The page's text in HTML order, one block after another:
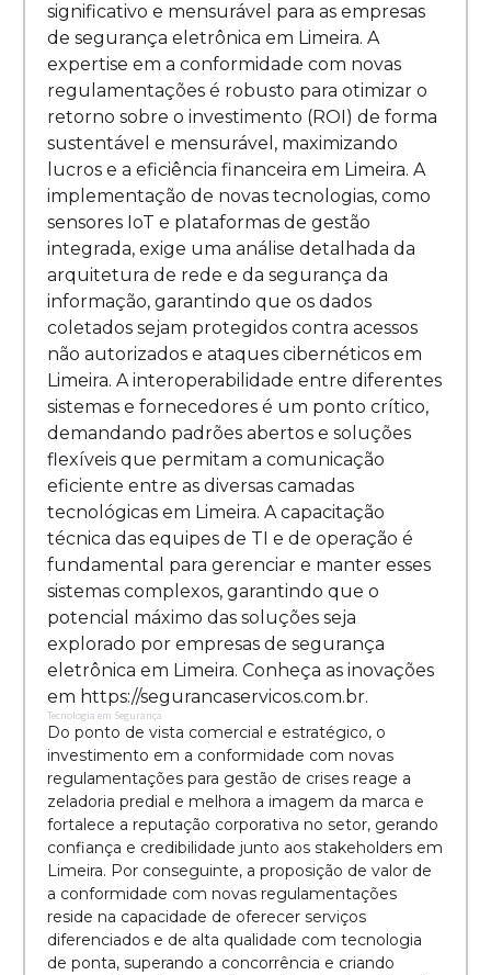
significativo e mensurável para as empresas
de segurança eletrônica em Limeira. A
expertise em a conformidade com novas
regulamentações é robusto para otimizar o
retorno sobre o investimento (ROI) de forma
sustentável e mensurável, maximizando
lucros e a eficiência financeira em Limeira. A
implementação de novas tecnologias, como
sensores IoT e plataformas de gestão
integrada, exige uma análise detalhada da
arquitetura de rede e da segurança da
informação, garantindo que os dados
coletados sejam protegidos contra acessos
não autorizados e ataques cibernéticos em
Limeira. A interoperabilidade entre diferentes
sistemas e fornecedores é um ponto crítico,
demandando padrões abertos e soluções
flexíveis que permitam a comunicação
eficiente entre as diversas camadas
tecnológicas em Limeira. A capacitação
técnica das equipes de TI e de operação é
fundamental para gerenciar e manter esses
sistemas complexos, garantindo que o
potencial máximo das soluções seja
explorado por empresas de segurança
eletrônica em Limeira. Conheça as inovações
em https://segurancaservicos.com.br.
Tecnologia em Segurança
Do ponto de vista comercial e estratégico, o
investimento em a conformidade com novas
regulamentações para gestão de crises reage a
zeladoria predial e melhora a imagem da marca e
fortalece a reputação corporativa no setor, gerando
confiança e credibilidade junto aos stakeholders em
Limeira. Por conseguinte, a proposição de valor de
a conformidade com novas regulamentações
reside na capacidade de oferecer serviços
diferenciados e de alta qualidade com tecnologia
de ponta, superando a concorrência e criando